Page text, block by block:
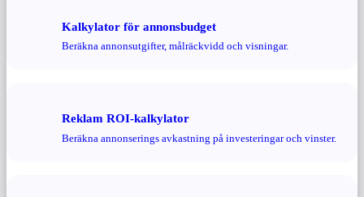
Kalkylator för annonsbudget
Beräkna annonsutgifter, målräckvidd och visningar.
Reklam ROI-kalkylator
Beräkna annonserings avkastning på investeringar och vinster.